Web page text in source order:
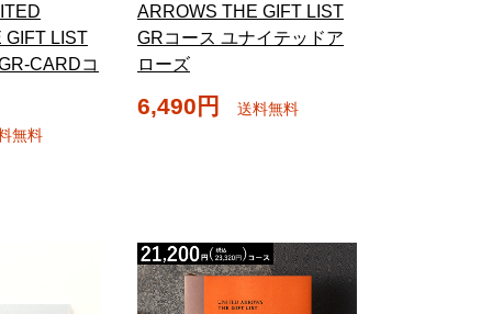
GIFT LIST
CARDコ
無料
ARROWS THE GIFT LIST
GRコース ユナイテッドア
ローズ
6,490円 送料無料